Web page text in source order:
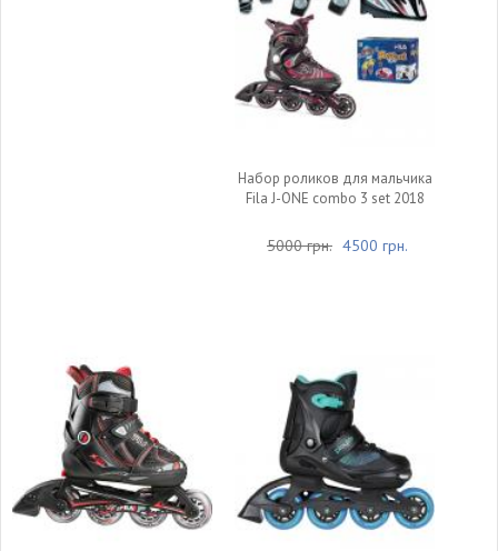
Набор роликов для мальчика
Fila J-ONE combo 3 set 2018
5000 грн. 4500 грн.